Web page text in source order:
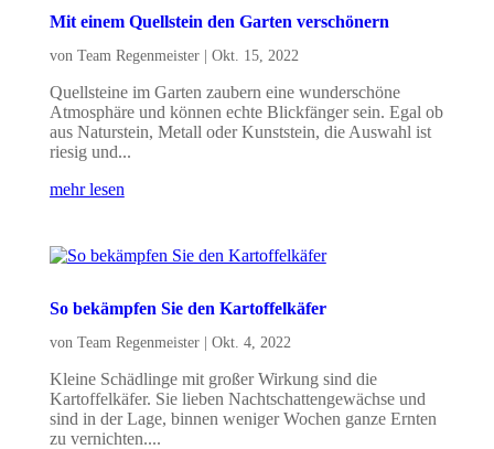
Mit einem Quellstein den Garten verschönern
von Team Regenmeister| Okt. 15, 2022
Quellsteine im Garten zaubern eine wunderschöne
Atmosphäre und können echte Blickfänger sein. Egal ob
aus Naturstein, Metall oder Kunststein, die Auswahl ist
riesig und...
mehr lesen
So bekämpfen Sie den Kartoffelkäfer
von Team Regenmeister| Okt. 4, 2022
Kleine Schädlinge mit großer Wirkung sind die
Kartoffelkäfer. Sie lieben Nachtschattengewächse und
sind in der Lage, binnen weniger Wochen ganze Ernten
zu vernichten....